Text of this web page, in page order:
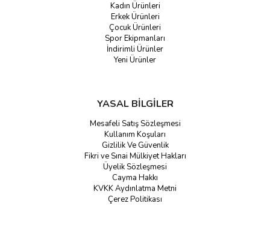
Kadın Ürünleri
Erkek Ürünleri
Çocuk Ürünleri
Spor Ekipmanları
İndirimli Ürünler
Yeni Ürünler
YASAL BİLGİLER
Mesafeli Satış Sözleşmesi
Kullanım Koşuları
Gizlilik Ve Güvenlik
Fikri ve Sınai Mülkiyet Hakları
Üyelik Sözleşmesi
Cayma Hakkı
KVKK Aydınlatma Metni
Çerez Politikası